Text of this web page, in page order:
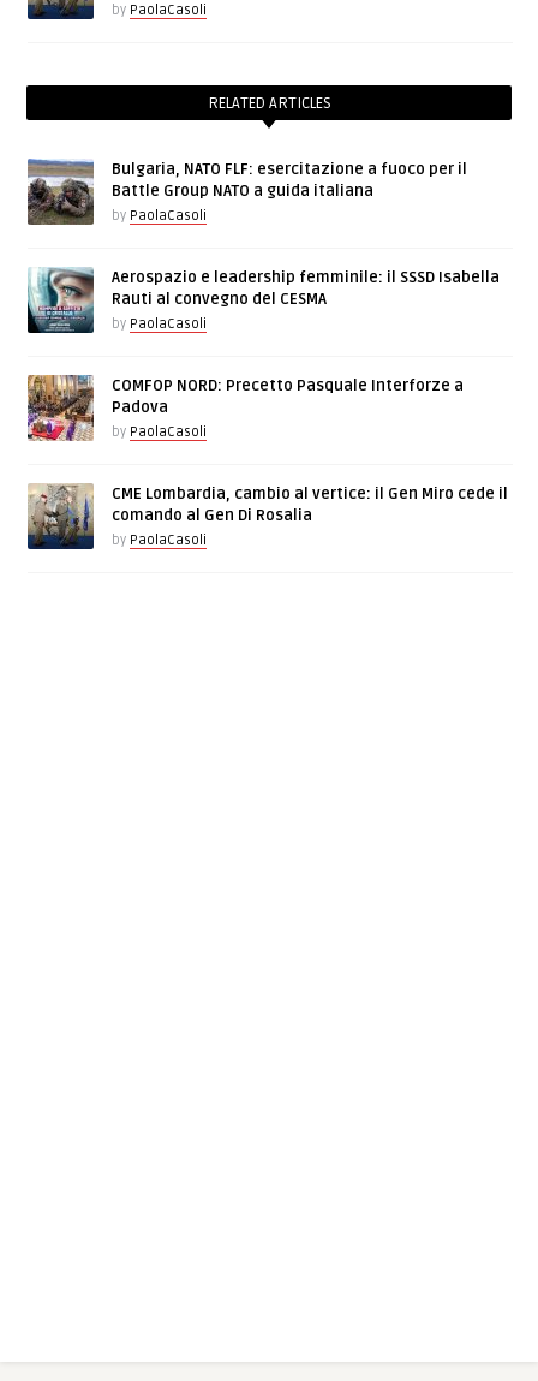
by PaolaCasoli
RELATED ARTICLES
Bulgaria, NATO FLF: esercitazione a fuoco per il
Battle Group NATO a guida italiana
by PaolaCasoli
Aerospazio e leadership femminile: il SSSD Isabella
Rauti al convegno del CESMA
by PaolaCasoli
COMFOP NORD: Precetto Pasquale Interforze a
Padova
by PaolaCasoli
CME Lombardia, cambio al vertice: il Gen Miro cede il
comando al Gen Di Rosalia
by PaolaCasoli